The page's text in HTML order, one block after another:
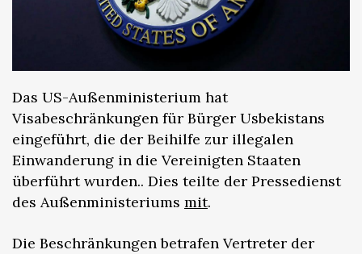
Das US-Außenministerium hat
Visabeschränkungen für Bürger Usbekistans
eingeführt, die der Beihilfe zur illegalen
Einwanderung in die Vereinigten Staaten
überführt wurden.. Dies teilte der Pressedienst
des Außenministeriums mit.
Die Beschränkungen betrafen Vertreter der